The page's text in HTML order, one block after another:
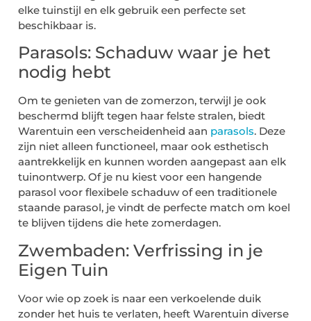
elke tuinstijl en elk gebruik een perfecte set
beschikbaar is.
Parasols: Schaduw waar je het
nodig hebt
Om te genieten van de zomerzon, terwijl je ook
beschermd blijft tegen haar felste stralen, biedt
Warentuin een verscheidenheid aan parasols. Deze
zijn niet alleen functioneel, maar ook esthetisch
aantrekkelijk en kunnen worden aangepast aan elk
tuinontwerp. Of je nu kiest voor een hangende
parasol voor flexibele schaduw of een traditionele
staande parasol, je vindt de perfecte match om koel
te blijven tijdens die hete zomerdagen.
Zwembaden: Verfrissing in je
Eigen Tuin
Voor wie op zoek is naar een verkoelende duik
zonder het huis te verlaten, heeft Warentuin diverse